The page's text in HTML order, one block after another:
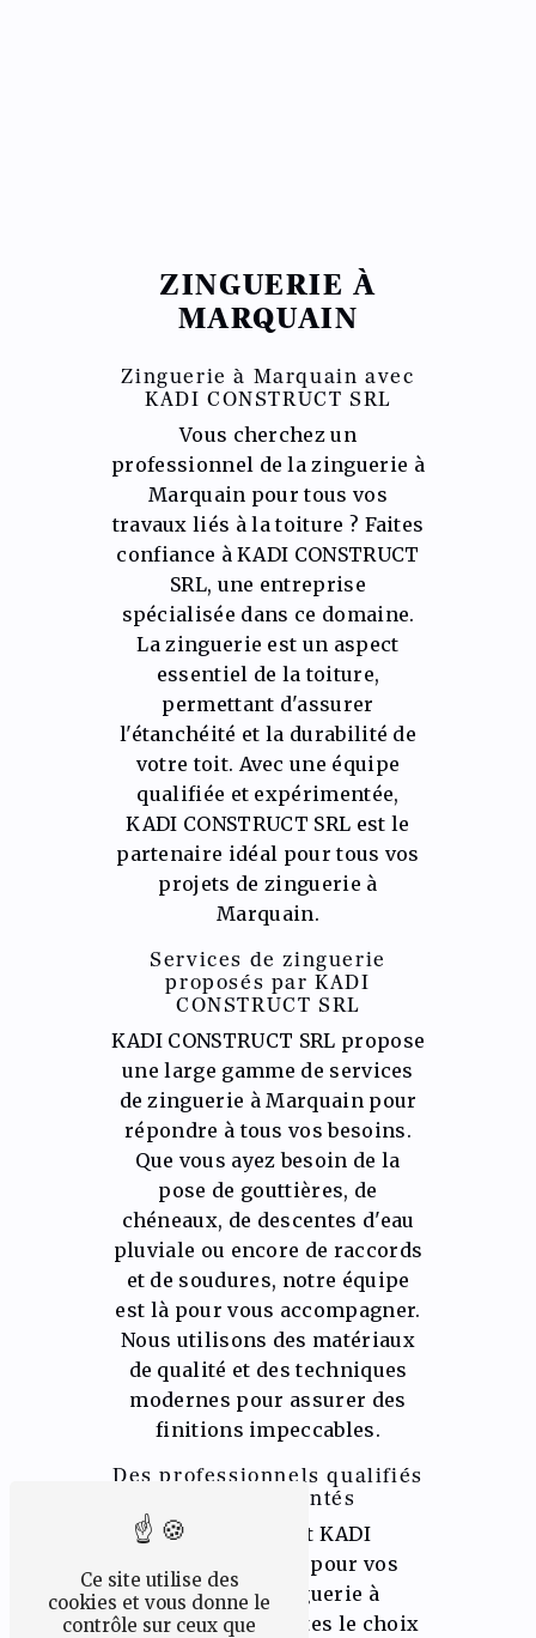
ZINGUERIE À
MARQUAIN
Zinguerie à Marquain avec
KADI CONSTRUCT SRL
Vous cherchez un
professionnel de la zinguerie à
Marquain pour tous vos
travaux liés à la toiture ? Faites
confiance à KADI CONSTRUCT
SRL, une entreprise
spécialisée dans ce domaine.
La zinguerie est un aspect
essentiel de la toiture,
permettant d'assurer
l'étanchéité et la durabilité de
votre toit. Avec une équipe
qualifiée et expérimentée,
KADI CONSTRUCT SRL est le
partenaire idéal pour tous vos
projets de zinguerie à
Marquain.
Services de zinguerie
proposés par KADI
CONSTRUCT SRL
KADI CONSTRUCT SRL propose
une large gamme de services
de zinguerie à Marquain pour
répondre à tous vos besoins.
Que vous ayez besoin de la
pose de gouttières, de
chéneaux, de descentes d'eau
pluviale ou encore de raccords
et de soudures, notre équipe
est là pour vous accompagner.
Nous utilisons des matériaux
de qualité et des techniques
modernes pour assurer des
finitions impeccables.
Des professionnels qualifiés
et expérimentés
En choisissant KADI
CONSTRUCT SRL pour vos
travaux de zinguerie à
Marquain, vous faites le choix
Ce site utilise des
cookies et vous donne le
contrôle sur ceux que